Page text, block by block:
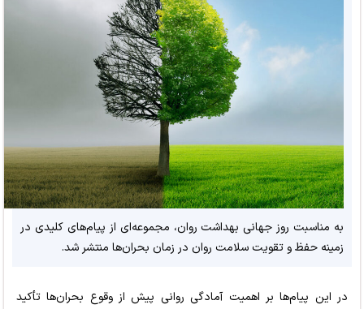
به مناسبت روز جهانی بهداشت روان، مجموعه‌ای از پیام‌های کلیدی در
زمینه حفظ و تقویت سلامت روان در زمان بحران‌ها منتشر شد.
در این پیام‌ها بر اهمیت آمادگی روانی پیش از وقوع بحران‌ها تأکید